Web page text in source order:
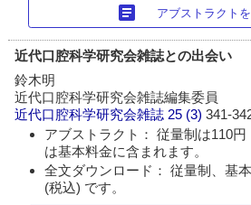
article アブストラクト
近代口腔科学研究会雑誌との出会い
鈴木明
近代口腔科学研究会雑誌編集委員
近代口腔科学研究会雑誌 25 (3)341-
アブストラクト： 従量制は110円
は基本料金に含まれます。
全文ダウンロード： 従量制、基
(税込) です。